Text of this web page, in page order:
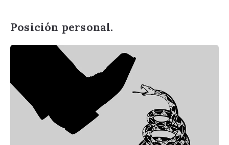
Posición personal.